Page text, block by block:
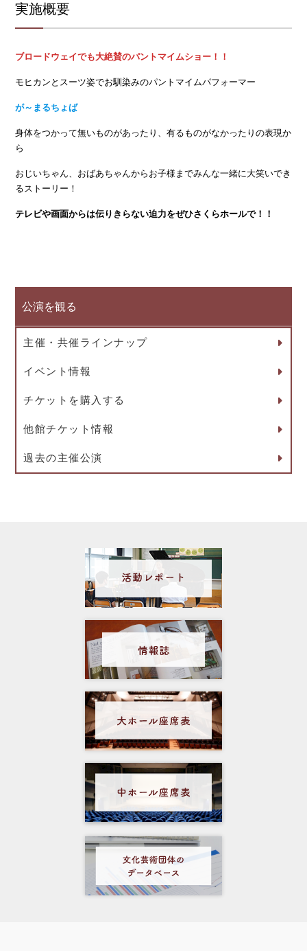
公演を観る
主催・共催ラインナップ
イベント情報
チケットを購入する
他館チケット情報
過去の主催公演
実施概要
ブロードウェイでも大絶賛のパントマイムショー！！
モヒカンとスーツ姿でお馴染みのパントマイムパフォーマー
が～まるちょば
身体をつかって無いものがあったり、有るものがなかったりの表現か
ら
おじいちゃん、おばあちゃんからお子様までみんな一緒に大笑いでき
るストーリー！
テレビや画面からは伝りきらない迫力をぜひさくらホールで！！